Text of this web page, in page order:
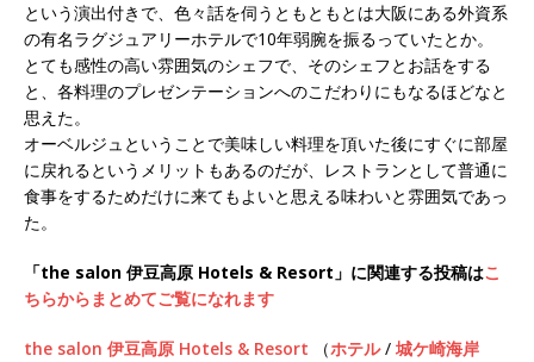
という演出付きで、色々話を伺うともともとは大阪にある外資系
の有名ラグジュアリーホテルで10年弱腕を振るっていたとか。
とても感性の高い雰囲気のシェフで、そのシェフとお話をする
と、各料理のプレゼンテーションへのこだわりにもなるほどなと
思えた。
オーベルジュということで美味しい料理を頂いた後にすぐに部屋
に戻れるというメリットもあるのだが、レストランとして普通に
食事をするためだけに来てもよいと思える味わいと雰囲気であっ
た。
「the salon 伊豆高原 Hotels & Resort」に関連する投稿はこ
ちらからまとめてご覧になれます
the salon 伊豆高原 Hotels & Resort （ホテル/ 城ケ崎海岸